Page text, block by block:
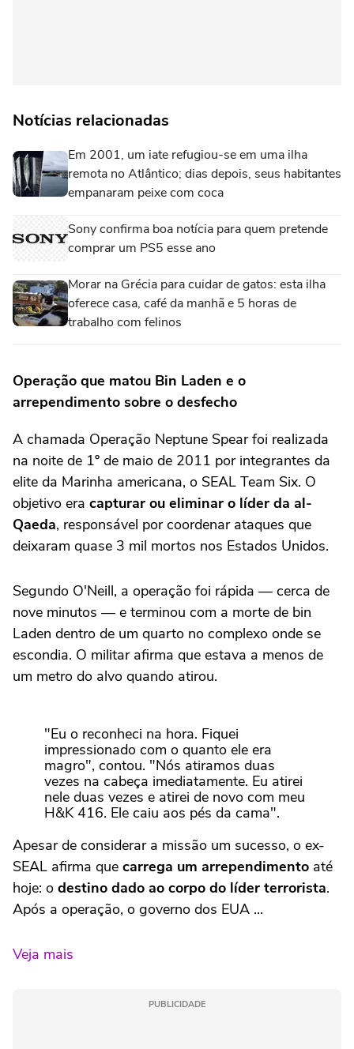
Notícias relacionadas
Em 2001, um iate refugiou-se em uma ilha
remota no Atlântico; dias depois, seus habitantes
empanaram peixe com coca
Sony confirma boa notícia para quem pretende
comprar um PS5 esse ano
Morar na Grécia para cuidar de gatos: esta ilha
oferece casa, café da manhã e 5 horas de
trabalho com felinos
Operação que matou Bin Laden e o
arrependimento sobre o desfecho
A chamada Operação Neptune Spear foi realizada
na noite de 1º de maio de 2011 por integrantes da
elite da Marinha americana, o SEAL Team Six. O
objetivo era capturar ou eliminar o líder da al-
Qaeda, responsável por coordenar ataques que
deixaram quase 3 mil mortos nos Estados Unidos.
Segundo O'Neill, a operação foi rápida — cerca de
nove minutos — e terminou com a morte de bin
Laden dentro de um quarto no complexo onde se
escondia. O militar afirma que estava a menos de
um metro do alvo quando atirou.
"Eu o reconheci na hora. Fiquei
impressionado com o quanto ele era
magro", contou. "Nós atiramos duas
vezes na cabeça imediatamente. Eu atirei
nele duas vezes e atirei de novo com meu
H&K 416. Ele caiu aos pés da cama".
Apesar de considerar a missão um sucesso, o ex-
SEAL afirma que carrega um arrependimento até
hoje: o destino dado ao corpo do líder terrorista.
Após a operação, o governo dos EUA ...
Veja mais
PUBLICIDADE